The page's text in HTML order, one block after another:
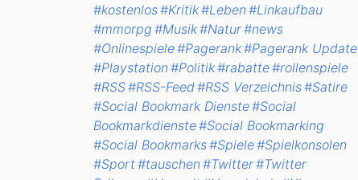
#kostenlos#Kritik#Leben#Linkaufbau
#mmorpg #Musik#Natur#news
#Onlinespiele#Pagerank#Pagerank Update
#Playstation#Politik#rabatte#rollenspiele
#RSS#RSS-Feed#RSS Verzeichnis#Satire
#Social Bookmark Dienste#Social
Bookmarkdienste#Social Bookmarking
#Social Bookmarks#Spiele#Spielkonsolen
#Sport#tauschen#Twitter#Twitter